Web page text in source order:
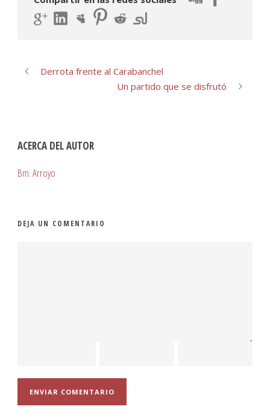
Derrota frente al Carabanchel
Un partido que se disfrutó
ACERCA DEL AUTOR
Bm. Arroyo
DEJA UN COMENTARIO